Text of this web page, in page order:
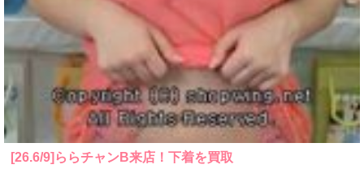
[26.6/9]ららチャンB来店！下着を買取